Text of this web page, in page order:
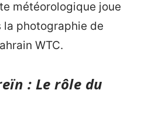
météorologique joue
la photographie de
WTC.
: Le rôle du